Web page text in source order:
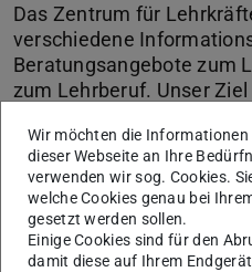
Das Zentrum für
verschiedene
Beratungsangebote zum
zum Lehrberuf. Unser
und dem Einstieg in das
begleiten und zu
beraten Sie gerne zu
den Anforderungen des
Berufsbild und zu Ihrer
Wir möchten die
dieser Webseite an Ihre
verwenden wir sog. Cookies.
welche Cookies genau bei
gesetzt werden sollen.
Einige Cookies sind für den
damit diese auf Ihrem